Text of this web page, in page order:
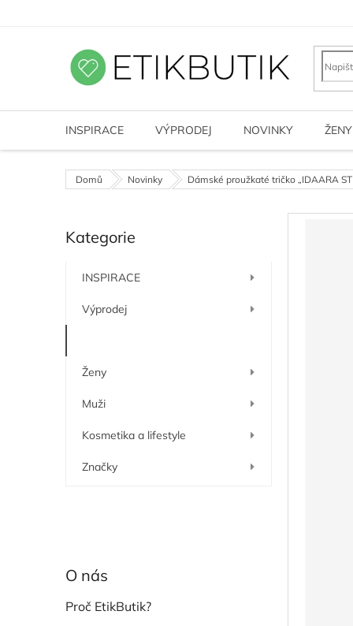
INSPIRACE VÝPRODEJ NOVINKY ŽENY
Domů Novinky Dámské proužkaté tričko „IDAARA
o
n
í
Přeskočit
kategorie
Kategorie
INSPIRACE
Výprodej
Ženy
Muži
Kosmetika a lifestyle
Značky
O nás
Proč EtikButik?